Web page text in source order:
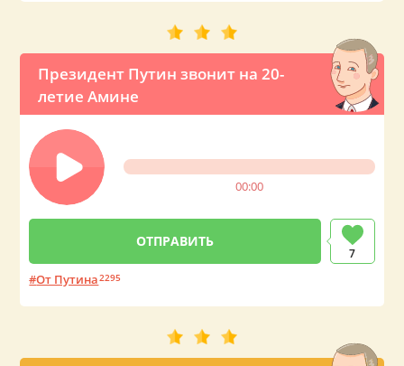
Президент Путин звонит на 20-
летие Амине
00:00
7
От Путина2295